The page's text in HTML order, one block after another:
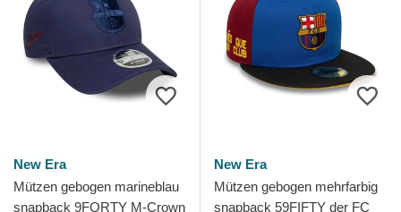
New Era
Mützen gebogen marineblau
snapback 9FORTY M-Crown
New Era
Mützen gebogen mehrfarbig
snapback 59FIFTY der FC